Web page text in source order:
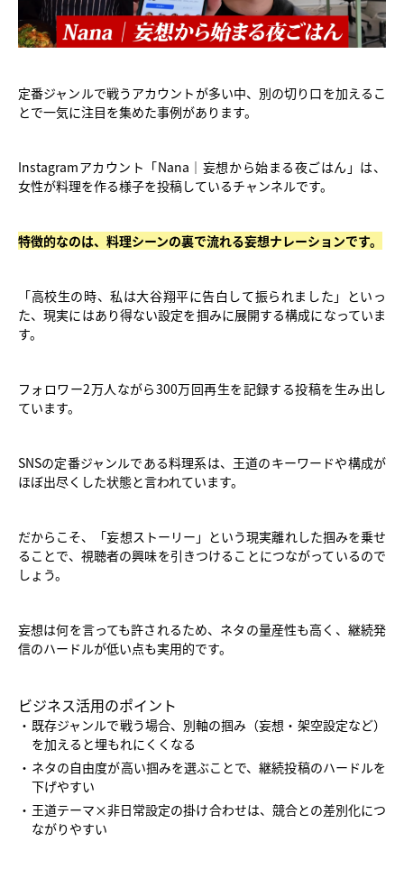
定番ジャンルで戦うアカウントが多い中、別の切り口を加えるこ
とで一気に注目を集めた事例があります。
Instagramアカウント「Nana｜妄想から始まる夜ごはん」は、
女性が料理を作る様子を投稿しているチャンネルです。
特徴的なのは、料理シーンの裏で流れる妄想ナレーションです。
「高校生の時、私は大谷翔平に告白して振られました」といっ
た、現実にはあり得ない設定を掴みに展開する構成になっていま
す。
フォロワー2万人ながら300万回再生を記録する投稿を生み出し
ています。
SNSの定番ジャンルである料理系は、王道のキーワードや構成が
ほぼ出尽くした状態と言われています。
だからこそ、「妄想ストーリー」という現実離れした掴みを乗せ
ることで、視聴者の興味を引きつけることにつながっているので
しょう。
妄想は何を言っても許されるため、ネタの量産性も高く、継続発
信のハードルが低い点も実用的です。
ビジネス活用のポイント
既存ジャンルで戦う場合、別軸の掴み（妄想・架空設定など）
を加えると埋もれにくくなる
ネタの自由度が高い掴みを選ぶことで、継続投稿のハードルを
下げやすい
王道テーマ×非日常設定の掛け合わせは、競合との差別化につ
ながりやすい